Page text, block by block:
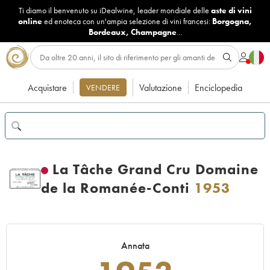
Ti diamo il benvenuto su iDealwine, leader mondiale delle aste di vini
onlineed enoteca con un'ampia selezione di vini francesi: Borgogna,
Bordeaux, Champagne...
Acquistare VENDERE Valutazione Enciclopedia
La Tâche Grand Cru Domaine
de la Romanée-Conti 1953
Annata